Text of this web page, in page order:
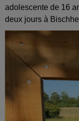
adolescente de 16
deux jours à